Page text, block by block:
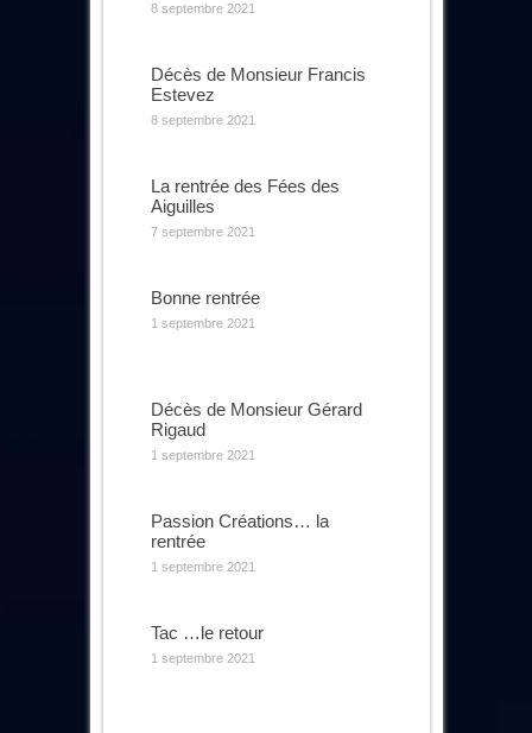
8 septembre 2021
Décès de Monsieur Francis
Estevez
8 septembre 2021
La rentrée des Fées des
Aiguilles
7 septembre 2021
Bonne rentrée
1 septembre 2021
Décès de Monsieur Gérard
Rigaud
1 septembre 2021
Passion Créations… la
rentrée
1 septembre 2021
Tac …le retour
1 septembre 2021